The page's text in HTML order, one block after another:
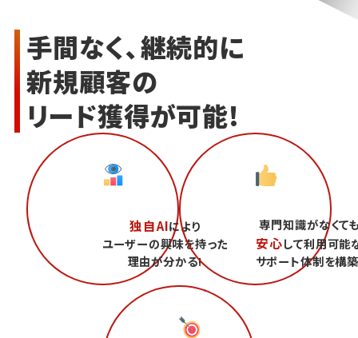
手間なく、継続的に
新規顧客の
リード獲得が可能!
独自AIにより
ユーザーの興味を持った
理由が分かる!
専門知識がなくて
安心して利用可能
サポート体制を構